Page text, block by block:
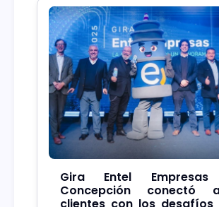
Gira Entel Empresas
Concepción conectó